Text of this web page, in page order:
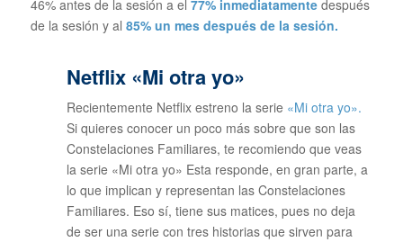
46% antes de la sesión a el 77% inmediatamentedespués
de la sesión y al 85% un mes después de la sesión.
Netflix «Mi otra yo»
Recientemente Netflix estreno la serie «Mi otra yo».
Si quieres conocer un poco más sobre que son las
Constelaciones Familiares, te recomiendo que veas
la serie «Mi otra yo» Esta responde, en gran parte, a
lo que implican y representan las Constelaciones
Familiares. Eso sí, tiene sus matices, pues no deja
de ser una serie con tres historias que sirven para